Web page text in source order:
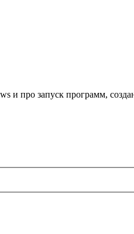
и про запуск программ,